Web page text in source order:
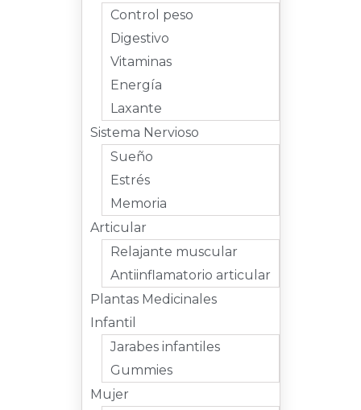
Control peso
Digestivo
Vitaminas
Energía
Laxante
Sistema Nervioso
Sueño
Estrés
Memoria
Articular
Relajante muscular
Antiinflamatorio articular
Plantas Medicinales
Infantil
Jarabes infantiles
Gummies
Mujer